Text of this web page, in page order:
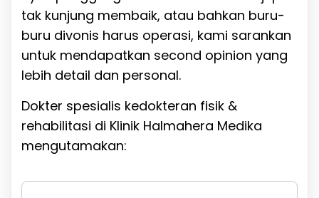
tak kunjung membaik, atau bahkan buru-
buru divonis harus operasi, kami sarankan
untuk mendapatkan second opinion yang
lebih detail dan personal.
Dokter spesialis kedokteran fisik &
rehabilitasi di Klinik Halmahera Medika
mengutamakan: